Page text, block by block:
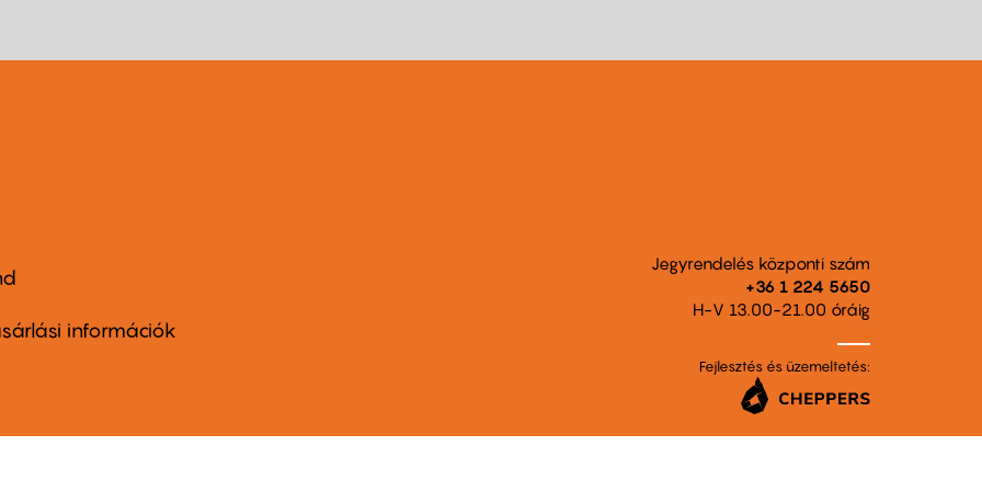
információk
Jegyrendelés központi szám
+36 1 224 5650
H-V 13.00-21.00 óráig
Fejlesztés és üzemeltetés: